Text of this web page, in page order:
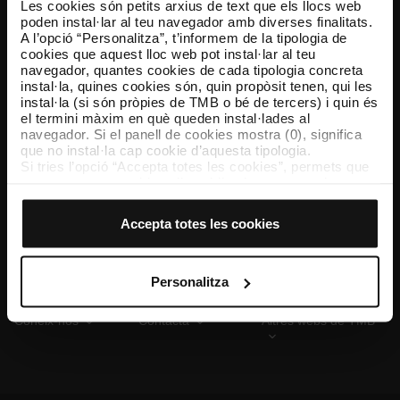
Les cookies són petits arxius de text que els llocs web
poden instal·lar al teu navegador amb diverses finalitats.
A l’opció “Personalitza”, t’informem de la tipologia de
cookies que aquest lloc web pot instal·lar al teu
navegador, quantes cookies de cada tipologia concreta
instal·la, quines cookies són, quin propòsit tenen, qui les
instal·la (si són pròpies de TMB o bé de tercers) i quin és
el termini màxim en què queden instal·lades al
navegador. Si el panell de cookies mostra (0), significa
que no instal·la cap cookie d’aquesta tipologia.
Si tries l’opció “Accepta totes les cookies”, permets que
El selector que es troba a la dreta de cada tipologia de
cookies d’aquella classe.
Un cop hagis marcat les teves preferències, has de fer
clic sobre “Selecciona i configura”. Així, s’instal·laran
només les cookies de la tipologia que hagis seleccionat
personalització, perquè permeten recordar les teves
opcions de navegació (com ara l’idioma) i milloren la teva
Accepta totes les cookies
Personalitza
TMB App
Descarrega’t TMB App i compra els teus bitllets
App Store Google Play
Coneix-nos Contacta Altres webs de TMB